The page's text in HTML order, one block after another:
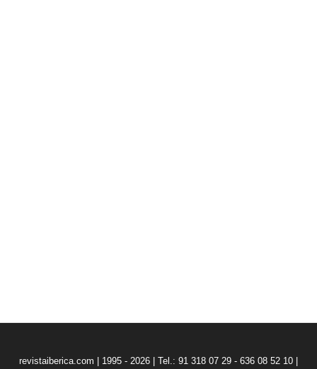
revistaiberica.com | 1995 - 2026 | Tel.: 91 318 07 29 - 636 08 52 10 |